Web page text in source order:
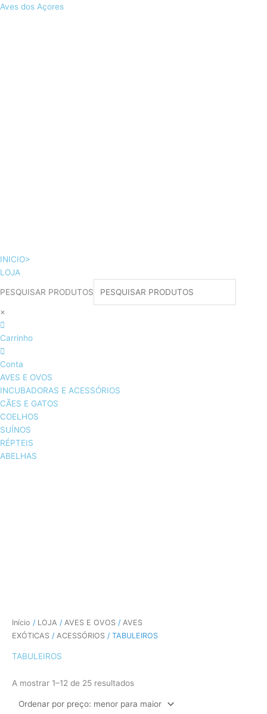
Skip
Aves dos Açores
INICIO>
LOJA
PESQUISAR PRODUTOS
×
Carrinho
Conta
AVES E OVOS
INCUBADORAS E ACESSÓRIOS
CÃES E GATOS
COELHOS
SUÍNOS
RÉPTEIS
ABELHAS
Início / LOJA / AVES E OVOS / AVES
EXÓTICAS / ACESSÓRIOS / TABULEIROS
TABULEIROS
A mostrar 1–12 de 25 resultados
Ordenado
por
preço: